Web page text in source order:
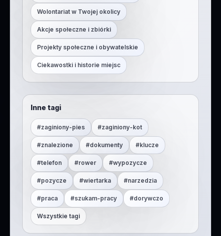
Wolontariat w Twojej okolicy
Akcje społeczne i zbiórki
Projekty społeczne i obywatelskie
Ciekawostki i historie miejsc
Inne tagi
#zaginiony-pies #zaginiony-kot
#znalezione #dokumenty #klucze
#telefon #rower #wypozycze
#pozycze #wiertarka #narzedzia
#praca #szukam-pracy #dorywczo
Wszystkie tagi